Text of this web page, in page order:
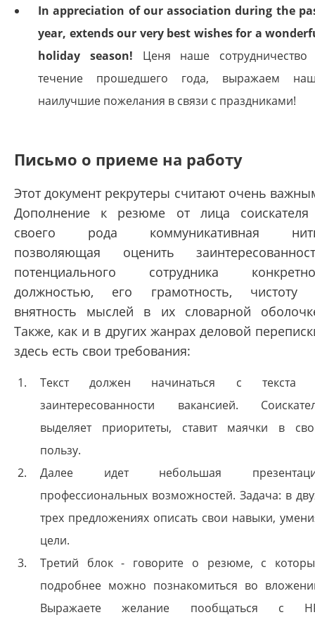
In appreciation of our association during the
year, extends our very best wishes for a
holiday season! Ценя наше сотрудничество
течение прошедшего года, выражаем
наилучшие пожелания в связи с праздниками!
Письмо о приеме на работу
Этот документ рекрутеры считают очень
Дополнение к резюме от лица
своего рода коммуникативная
позволяющая оценить
потенциального сотрудника
должностью, его грамотность, чистоту
внятность мыслей в их словарной
Также, как и в других жанрах деловой
здесь есть свои требования:
Текст должен начинаться с текста
заинтересованности вакансией.
выделяет приоритеты, ставит маячки в
пользу.
Далее идет небольшая
профессиональных возможностей. Задача: в
трех предложениях описать свои навыки,
цели.
Третий блок - говорите о резюме, с
подробнее можно познакомиться во
Выражаете желание пообщаться с